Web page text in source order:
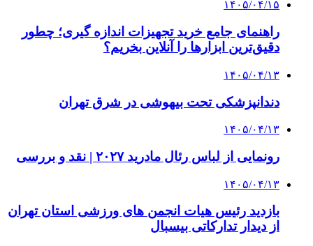
۱۴۰۵/۰۴/۱۵
راهنمای جامع خرید تجهیزات اندازه گیری؛ چطور
دقیق‌ترین ابزارها را آنلاین بخریم؟
۱۴۰۵/۰۴/۱۳
دندانپزشکی تحت بیهوشی در شرق تهران
۱۴۰۵/۰۴/۱۳
رونمایی از لباس رئال مادرید ۲۰۲۷ | نقد و بررسی
۱۴۰۵/۰۴/۱۳
بازدید رئیس هیات انجمن های ورزشی استان تهران
از دیدار تدارکاتی بیسبال